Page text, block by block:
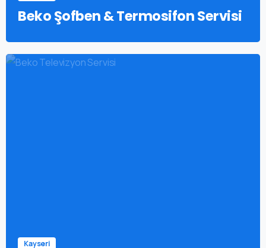
Beko Şofben & Termosifon Servisi
Kayseri